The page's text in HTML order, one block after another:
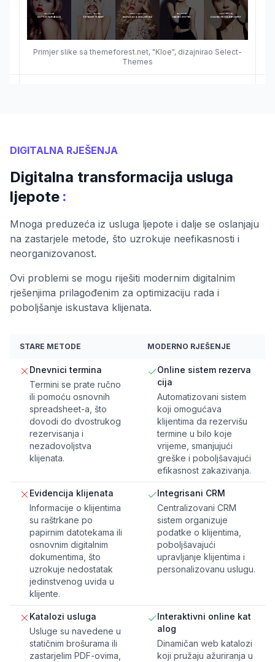
Primjer slike sa themeforest.net, "Kloe", dizajnirao Select-
Themes
DIGITALNA RJEŠENJA
Digitalna transformacija usluga
ljepote :
Mnoga preduzeća iz usluga ljepote i dalje se oslanjaju
na zastarjele metode, što uzrokuje neefikasnosti i
neorganizovanost.
Ovi problemi se mogu riješiti modernim digitalnim
rješenjima prilagođenim za optimizaciju rada i
poboljšanje iskustava klijenata.
STARE METODE MODERNO RJEŠENJE
Dnevnici termina
Termini se prate ručno
ili pomoću osnovnih
spreadsheet-a, što
dovodi do dvostrukog
rezervisanja i
nezadovoljstva
klijenata.
Online sistem rezerva
cija
Automatizovani sistem
koji omogućava
klijentima da rezervišu
termine u bilo koje
vrijeme, smanjujući
greške i poboljšavajući
efikasnost zakazivanja.
Evidencija klijenata
Informacije o klijentima
su raštrkane po
papirnim datotekama ili
osnovnim digitalnim
dokumentima, što
uzrokuje nedostatak
jedinstvenog uvida u
klijente.
Integrisani CRM
Centralizovani CRM
sistem organizuje
podatke o klijentima,
poboljšavajući
upravljanje klijentima i
personalizovanu uslugu.
Katalozi usluga
Usluge su navedene u
statičnim brošurama ili
zastarjelim PDF-ovima,
Interaktivni online kat
alog
Dinamičan web katalozi
koji pružaju ažuriranja u